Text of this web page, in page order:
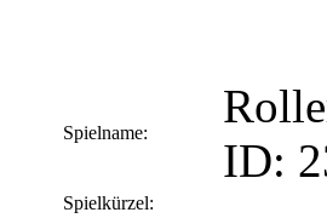
Spielname:
ID:
Spielkürzel: